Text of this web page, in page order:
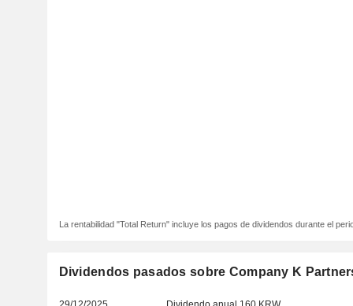
La rentabilidad "Total Return" incluye los pagos de dividendos durante el
Dividendos pasados sobre Company K